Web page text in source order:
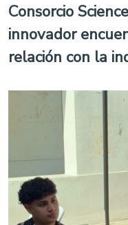
Consorcio
innovador
relación con la